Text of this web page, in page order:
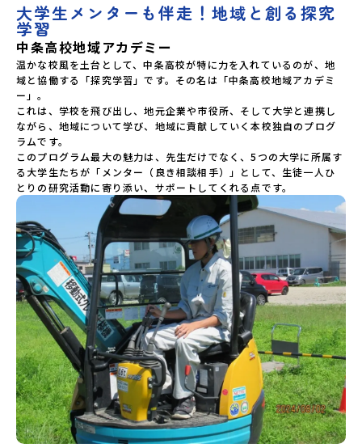
大学生メンターも伴走！地域と創る探究
学習
中条高校地域アカデミー
温かな校風を土台として、中条高校が特に力を入れているのが、地
域と協働する「探究学習」です。その名は「中条高校地域アカデミ
ー」。
これは、学校を飛び出し、地元企業や市役所、そして大学と連携し
ながら、地域について学び、地域に貢献していく本校独自のプログ
ラムです。
このプログラム最大の魅力は、先生だけでなく、5つの大学に所属す
る大学生たちが「メンター（良き相談相手）」として、生徒一人ひ
とりの研究活動に寄り添い、サポートしてくれる点です。